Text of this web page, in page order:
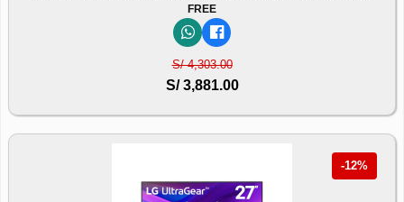
FREE
S/ 4,303.00
S/ 3,881.00
-12%